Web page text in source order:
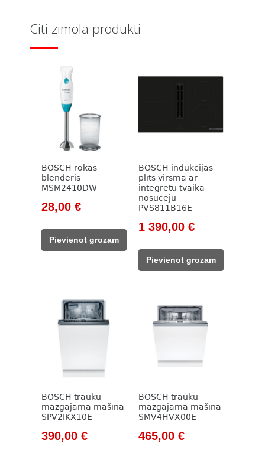
Citi zīmola produkti
BOSCH rokas
blenderis
MSM2410DW
Original
was:
40,00 €.
28,00 €Current
Pievienot grozam
BOSCH indukcijas
plīts virsma ar
integrētu tvaika
nosūcēju
PVS811B16E
Original
was:
1
1 390,00 €Current
Pievienot grozam
BOSCH trauku
mazgājamā mašīna
SPV2IKX10E
Original
390,00 €Current
BOSCH trauku
mazgājamā mašīna
SMV4HVX00E
Original
465,00 €Current